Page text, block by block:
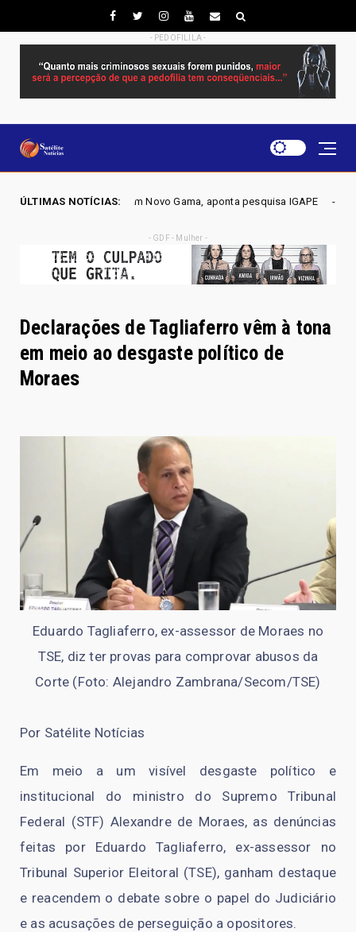
- PEDOFILILA -
ÚLTIMAS NOTÍCIAS:
em Novo Gama, aponta pesquisa IGAPE Política ELEIÇÕES
- GDF - Mulher -
Declarações de Tagliaferro vêm à tona
em meio ao desgaste político de
Moraes
Eduardo Tagliaferro, ex-assessor de Moraes no
TSE, diz ter provas para comprovar abusos da
Corte (Foto: Alejandro Zambrana/Secom/TSE)
Por Satélite Notícias
Em meio a um visível desgaste político e
institucional do ministro do Supremo Tribunal
Federal (STF) Alexandre de Moraes, as denúncias
feitas por Eduardo Tagliaferro, ex-assessor no
Tribunal Superior Eleitoral (TSE), ganham destaque
e reacendem o debate sobre o papel do Judiciário
e as acusações de perseguição a opositores.